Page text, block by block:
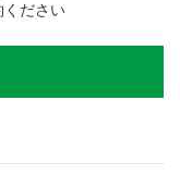
ください